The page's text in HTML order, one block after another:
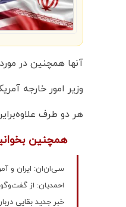
آنها همچنین در
وزیر امور خارجه
هر دو طرف
همچنین
سی‌ان‌ان: ایران و
احمدیان: از
خبر جدید بقایی